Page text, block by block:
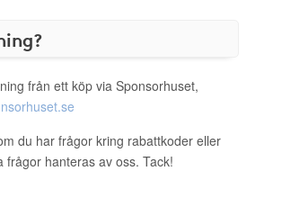
från ett köp via Sponsorhuset,
du har frågor kring rabattkoder eller
hanteras av oss. Tack!